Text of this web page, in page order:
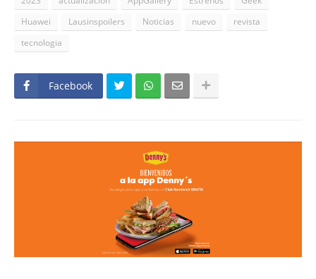
Huawei
Lausinspoilers Noticias nuevo
revista
tecnologia
Facebook